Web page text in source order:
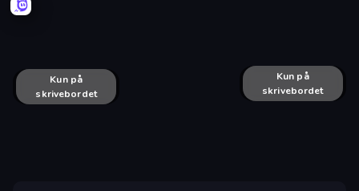
Pixel Sphere 3D Puzzle Play
Fairy Puzzle
Kun på
skrivebordet
Jigmerge
Kun på
skrivebordet
Pizza Trucks Jigsaw